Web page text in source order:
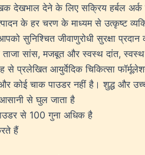
देखभाल देने के लिए सक्रिय हर्बल
के हर चरण के माध्यम से उत्कृष्ट
सुनिश्चित जीवाणुरोधी सुरक्षा
सांस, मजबूत और स्वस्थ दांत,
से प्रलेखित आयुर्वेदिक चिकित्सा
कोई चाक पाउडर नहीं है। शुद्ध और
से घुल जाता है
से 100 गुना अधिक है
हैं